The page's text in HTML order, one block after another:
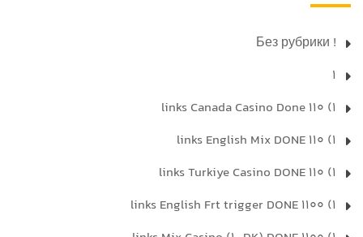
! Без рубрики
1
1) 110 links Canada Casino Done
1) 110 links English Mix DONE
1) 110 links Turkiye Casino DONE
1) 1100 links English Frt trigger DONE